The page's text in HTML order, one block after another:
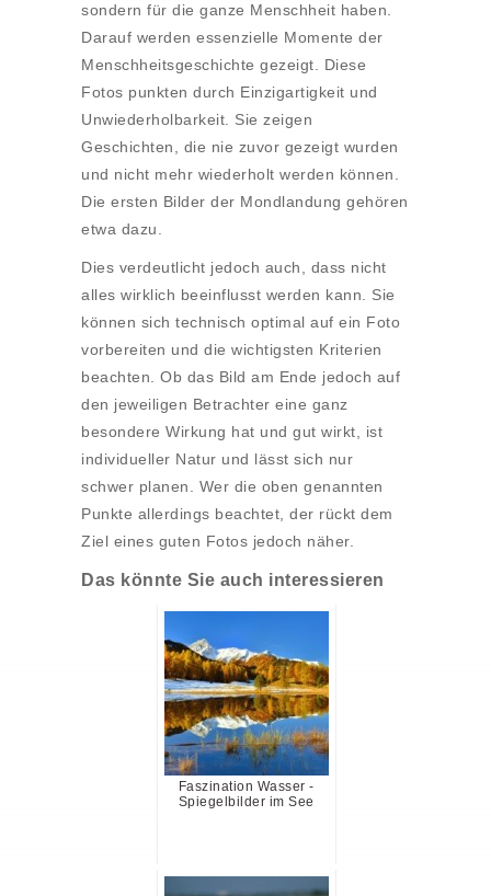
sondern für die ganze Menschheit haben.
Darauf werden essenzielle Momente der
Menschheitsgeschichte gezeigt. Diese
Fotos punkten durch Einzigartigkeit und
Unwiederholbarkeit. Sie zeigen
Geschichten, die nie zuvor gezeigt wurden
und nicht mehr wiederholt werden können.
Die ersten Bilder der Mondlandung gehören
etwa dazu.
Dies verdeutlicht jedoch auch, dass nicht
alles wirklich beeinflusst werden kann. Sie
können sich technisch optimal auf ein Foto
vorbereiten und die wichtigsten Kriterien
beachten. Ob das Bild am Ende jedoch auf
den jeweiligen Betrachter eine ganz
besondere Wirkung hat und gut wirkt, ist
individueller Natur und lässt sich nur
schwer planen. Wer die oben genannten
Punkte allerdings beachtet, der rückt dem
Ziel eines guten Fotos jedoch näher.
Das könnte Sie auch interessieren
Faszination Wasser -
Spiegelbilder im See